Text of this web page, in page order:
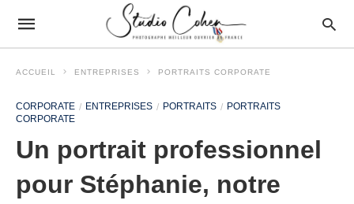
ACCUEIL ENTREPRISES PORTRAITS CORPORATE
CORPORATE ENTREPRISES PORTRAITS
PORTRAITS
CORPORATE
Un portrait professionnel
pour Stéphanie, notre